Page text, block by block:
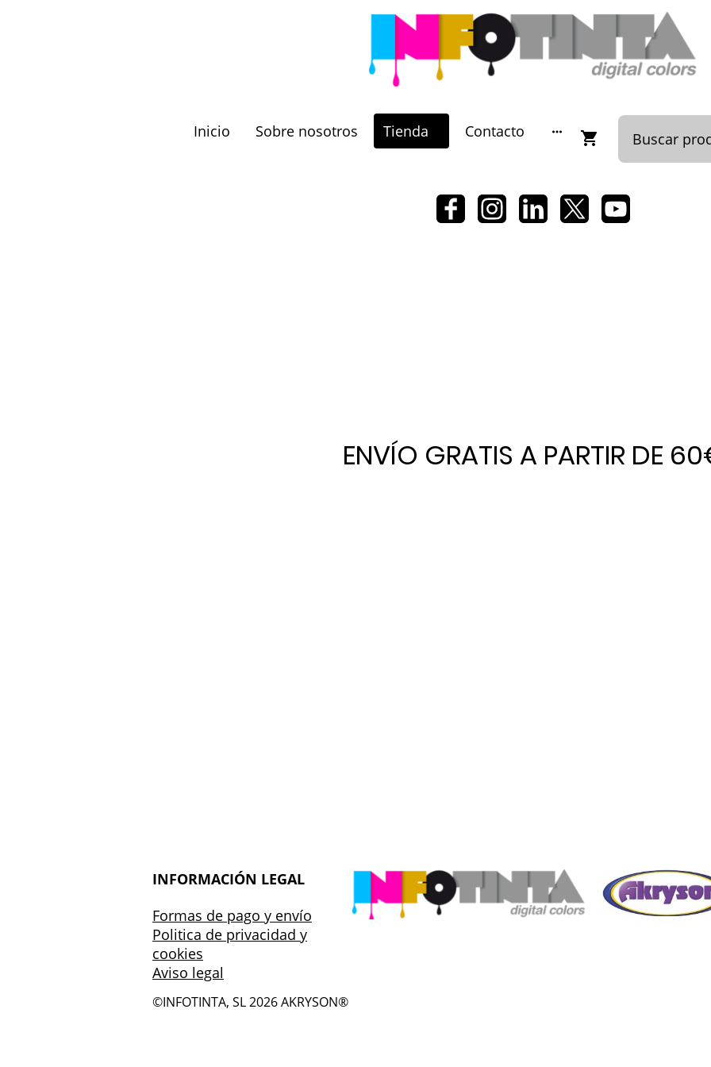
Inicio Sobre nosotros Tienda Contacto
ENVÍO GRATIS A PARTIR DE
INFORMACIÓN LEGAL
Formas de pago y envío
Politica de privacidad y
cookies
Aviso legal
©INFOTINTA, SL 2026AKRYSON®